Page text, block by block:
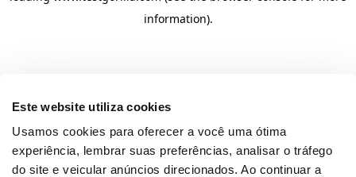
Este website utiliza cookies
Usamos cookies para oferecer a você uma ótima
experiência, lembrar suas preferências, analisar o tráfego
do site e veicular anúncios direcionados. Ao continuar a
information).